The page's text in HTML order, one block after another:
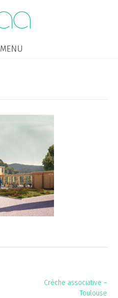
MENU
Crèche associative –
Toulouse